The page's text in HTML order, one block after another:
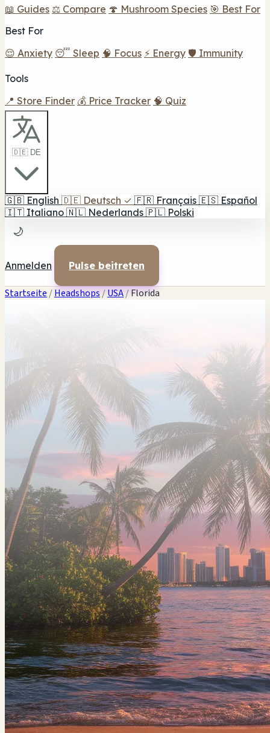
📖 Guides ⚖️ Compare 🍄 Mushroom Species 🎯 Best For
Best For
😌 Anxiety 😴 Sleep 🧠 Focus ⚡ Energy 🛡️ Immunity
Tools
📍 Store Finder 💰 Price Tracker 🧠 Quiz
🇩🇪 DE
🇬🇧 English 🇩🇪 Deutsch ✓ 🇫🇷 Français 🇪🇸 Español
🇮🇹 Italiano 🇳🇱 Nederlands 🇵🇱 Polski
🌙
Anmelden Pulse beitreten
Startseite /Headshops/USA/Florida